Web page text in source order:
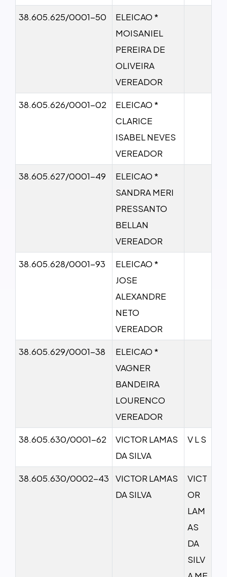
38.605.625/0001-50
ELEICAO *
MOISANIEL
PEREIRA DE
OLIVEIRA
VEREADOR
38.605.626/0001-02
ELEICAO *
CLARICE
ISABEL NEVES
VEREADOR
38.605.627/0001-49
ELEICAO *
SANDRA MERI
PRESSANTO
BELLAN
VEREADOR
38.605.628/0001-93
ELEICAO *
JOSE
ALEXANDRE
NETO
VEREADOR
38.605.629/0001-38
ELEICAO *
VAGNER
BANDEIRA
LOURENCO
VEREADOR
38.605.630/0001-62
VICTOR LAMAS
DA SILVA
V L S
38.605.630/0002-43
VICTOR LAMAS
DA SILVA
VICT
OR
LAM
AS
DA
SILV